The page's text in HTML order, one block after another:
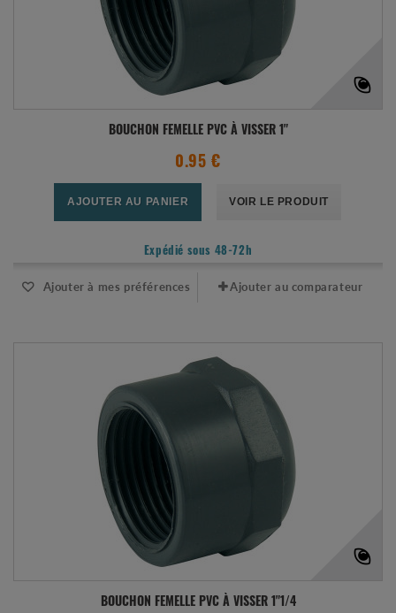
BOUCHON FEMELLE PVC À VISSER 1"
0.95 €
AJOUTER AU PANIER VOIR LE PRODUIT
Expédié sous 48-72h
Ajouter à mes préférences Ajouter au comparateur
BOUCHON FEMELLE PVC À VISSER 1"1/4